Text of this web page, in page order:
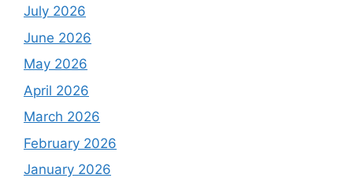
July 2026
June 2026
May 2026
April 2026
March 2026
February 2026
January 2026